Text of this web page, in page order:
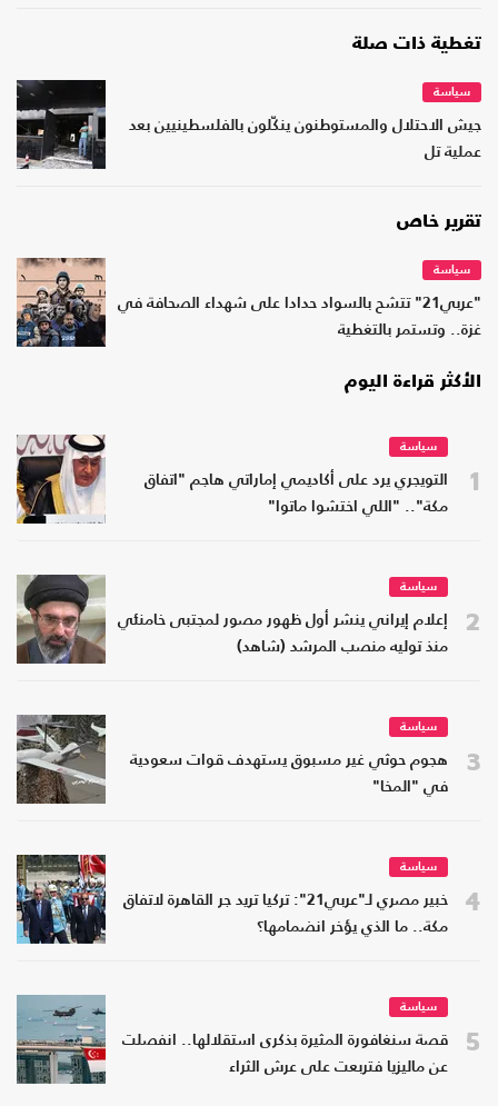
تغطية ذات صلة
سياسة
جيش الاحتلال والمستوطنون ينكّلون بالفلسطينيين بعد
عملية تل
تقرير خاص
سياسة
"عربي21" تتشح بالسواد حدادا على شهداء الصحافة في
غزة.. وتستمر بالتغطية
الأكثر قراءة اليوم
1
سياسة
التويجري يرد على أكاديمي إماراتي هاجم "اتفاق
مكة".. "اللي اختشوا ماتوا"
2
سياسة
إعلام إيراني ينشر أول ظهور مصور لمجتبى خامنئي
منذ توليه منصب المرشد (شاهد)
3
سياسة
هجوم حوثي غير مسبوق يستهدف قوات سعودية
في "المخا"
4
سياسة
خبير مصري لـ"عربي21": تركيا تريد جر القاهرة لاتفاق
مكة.. ما الذي يؤخر انضمامها؟
5
سياسة
قصة سنغافورة المثيرة بذكرى استقلالها.. انفصلت
عن ماليزيا فتربعت على عرش الثراء